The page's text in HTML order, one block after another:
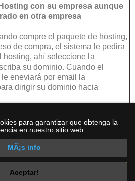
para garantizar que obtenga la
en nuestro sitio web
MÃ¡s info
Aceptar!
con su empresa aunque
en otra empresa
compre el paquete de hosting,
de compra, el sistema le pedira
ahí seleccione la
su dominio. Cuando el
eneviará por email la
dirigir su dominio hacia
a Búsqueda
DOMINIOS
|Términos|Mi Carro
Servycompu International. All rights